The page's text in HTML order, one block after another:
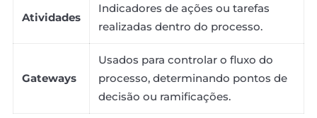
Atividades
Indicadores de ações ou tarefas
realizadas dentro do processo.
Gateways
Usados para controlar o fluxo do
processo, determinando pontos de
decisão ou ramificações.